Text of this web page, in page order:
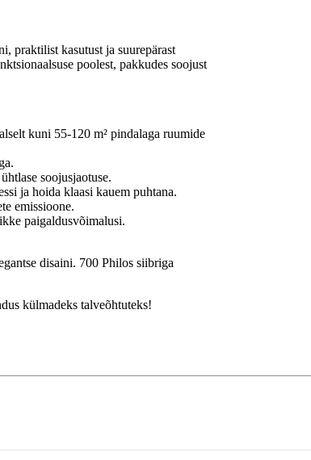
330 mm
Sirge
13229; Flamme Verte 7*; CE;
praktilist kasutust ja suurepärast
poolest, pakkudes soojust
kuni 55-120 m² pindalaga ruumide
soojusjaotuse.
ja hoida klaasi kauem puhtana.
emissioone.
paigaldusvõimalusi.
disaini. 700 Philos siibriga
külmadeks talveõhtuteks!